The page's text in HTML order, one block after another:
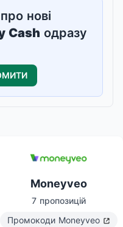
нові
Cash одразу
Moneyveo
7 пропозицій
Промокоди Moneyveo